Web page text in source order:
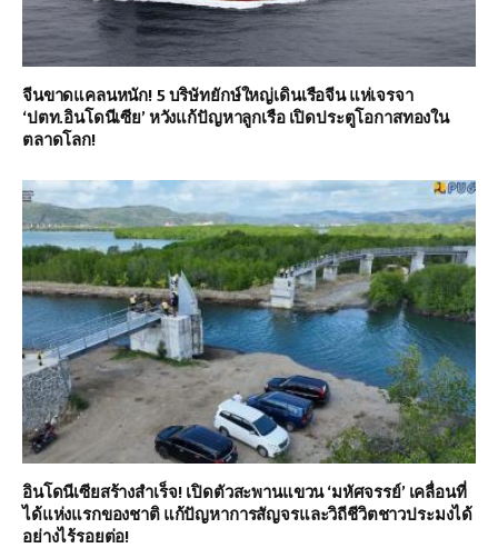
จีนขาดแคลนหนัก! 5 บริษัทยักษ์ใหญ่เดินเรือจีน แห่เจรจา
‘ปตท.อินโดนีเซีย’ หวังแก้ปัญหาลูกเรือ เปิดประตูโอกาสทองใน
ตลาดโลก!
อินโดนีเซียสร้างสำเร็จ! เปิดตัวสะพานแขวน ‘มหัศจรรย์’ เคลื่อนที่
ได้แห่งแรกของชาติ แก้ปัญหาการสัญจรและวิถีชีวิตชาวประมงได้
อย่างไร้รอยต่อ!